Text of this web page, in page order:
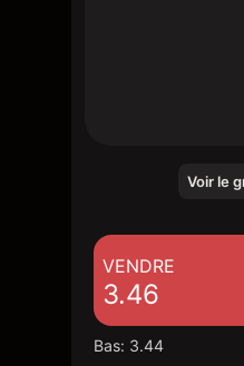
Voir le
VENDRE
3.46
Bas: 3.44